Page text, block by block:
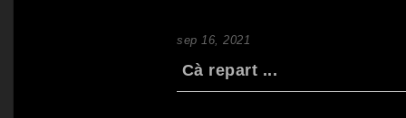
sep 16, 2021
Cà repart ...